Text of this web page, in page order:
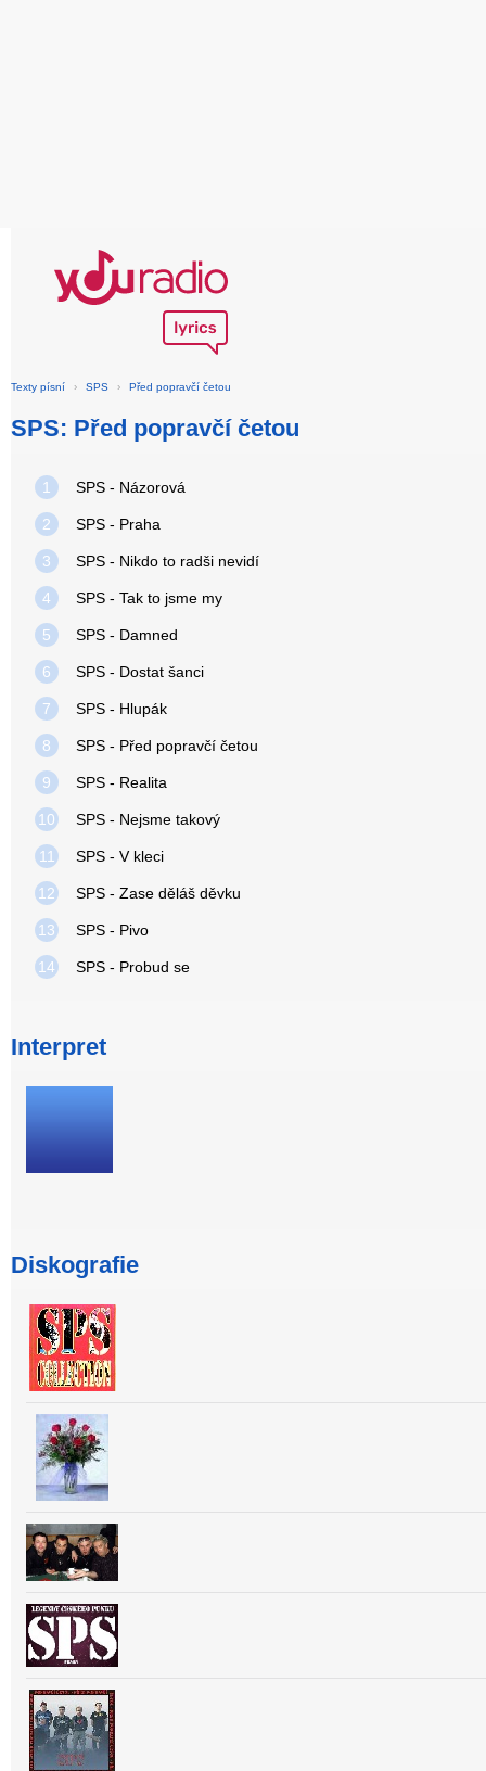
Texty písní › SPS › Před popravčí četou
SPS: Před popravčí četou
1 SPS - Názorová
2 SPS - Praha
3 SPS - Nikdo to radši nevidí
4 SPS - Tak to jsme my
5 SPS - Damned
6 SPS - Dostat šanci
7 SPS - Hlupák
8 SPS - Před popravčí četou
9 SPS - Realita
10 SPS - Nejsme takový
11 SPS - V kleci
12 SPS - Zase děláš děvku
13 SPS - Pivo
14 SPS - Probud se
Interpret
Diskografie